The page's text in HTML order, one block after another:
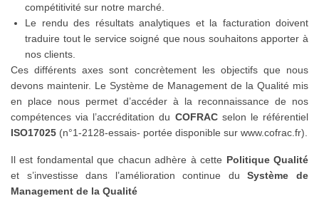
compétitivité sur notre marché.
Le rendu des résultats analytiques et la facturation doivent
traduire tout le service soigné que nous souhaitons apporter à
nos clients.
Ces différents axes sont concrètement les objectifs que nous
devons maintenir. Le Système de Management de la Qualité mis
en place nous permet d’accéder à la reconnaissance de nos
compétences via l’accréditation du COFRACselon le référentiel
ISO17025 (n°1-2128-essais- portée disponible sur www.cofrac.fr).
Il est fondamental que chacun adhère à cette Politique Qualité
et s’investisse dans l’amélioration continue duSystème de
Management de la Qualité